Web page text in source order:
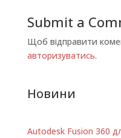
Submit a
Щоб відправити
авторизуватись.
Новини
Autodesk Fusion 360